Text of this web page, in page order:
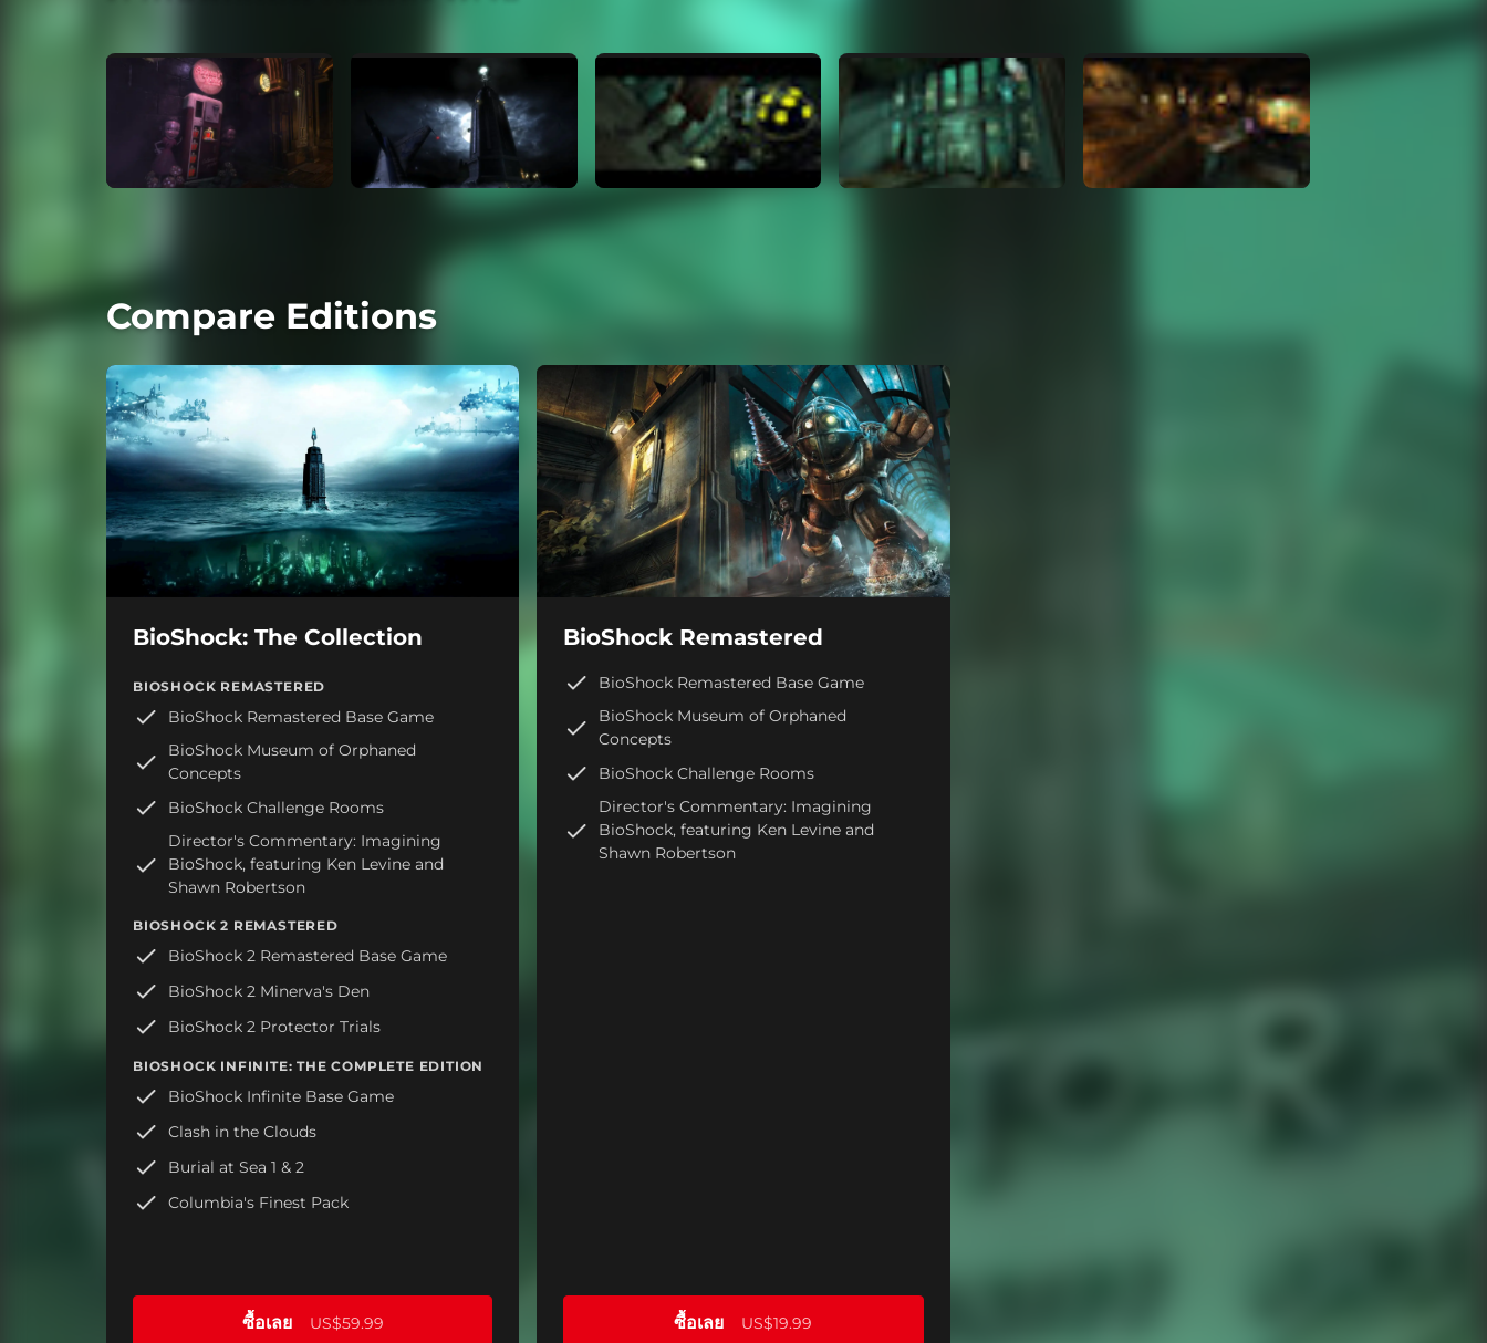
Compare Editions
BioShock: The Collection
BIOSHOCK REMASTERED
BioShock Remastered Base Game
BioShock Museum of Orphaned
Concepts
BioShock Challenge Rooms
Director's Commentary: Imagining
BioShock, featuring Ken Levine and
Shawn Robertson
BIOSHOCK 2 REMASTERED
BioShock 2 Remastered Base Game
BioShock 2 Minerva's Den
BioShock 2 Protector Trials
BIOSHOCK INFINITE: THE COMPLETE EDITION
BioShock Infinite Base Game
Clash in the Clouds
Burial at Sea 1 & 2
Columbia's Finest Pack
ซื้อเลย US$59.99
BioShock Remastered
BioShock Remastered Base Game
BioShock Museum of Orphaned
Concepts
BioShock Challenge Rooms
Director's Commentary: Imagining
BioShock, featuring Ken Levine and
Shawn Robertson
ซื้อเลย US$19.99